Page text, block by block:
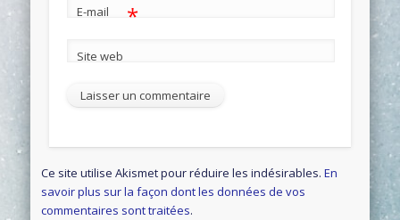
E-mail *
Site web
Ce site utilise Akismet pour réduire les indésirables.En
savoir plus sur la façon dont les données de vos
commentaires sont traitées.